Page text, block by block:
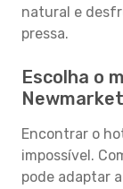
natural e
pressa.
Escolha o
Encontrar o
impossível.
pode adaptar